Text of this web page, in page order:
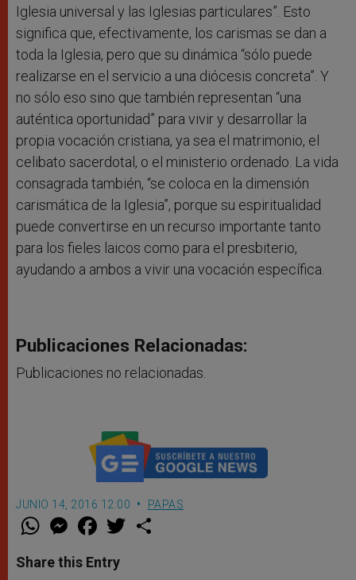
Iglesia universal y las Iglesias particulares”. Esto
significa que, efectivamente, los carismas se dan a
toda la Iglesia, pero que su dinámica “sólo puede
realizarse en el servicio a una diócesis concreta”. Y
no sólo eso sino que también representan “una
auténtica oportunidad” para vivir y desarrollar la
propia vocación cristiana, ya sea el matrimonio, el
celibato sacerdotal, o el ministerio ordenado. La vida
consagrada también, “se coloca en la dimensión
carismática de la Iglesia”, porque su espiritualidad
puede convertirse en un recurso importante tanto
para los fieles laicos como para el presbiterio,
ayudando a ambos a vivir una vocación específica.
Publicaciones Relacionadas:
Publicaciones no relacionadas.
JUNIO 14, 2016 12:00 PAPAS
W
t
s
M
e
s
e
F
a
e
b
w
Share this Entry